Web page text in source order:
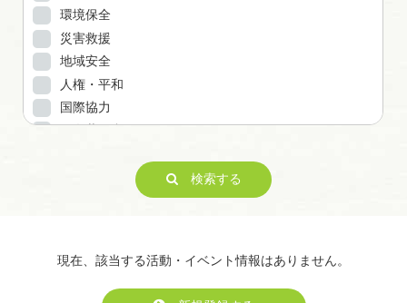
環境保全
災害救援
地域安全
人権・平和
国際協力
科学技術の振興
消費者保護
連絡・助言・援助
検索する
現在、該当する活動・イベント情報はありません。